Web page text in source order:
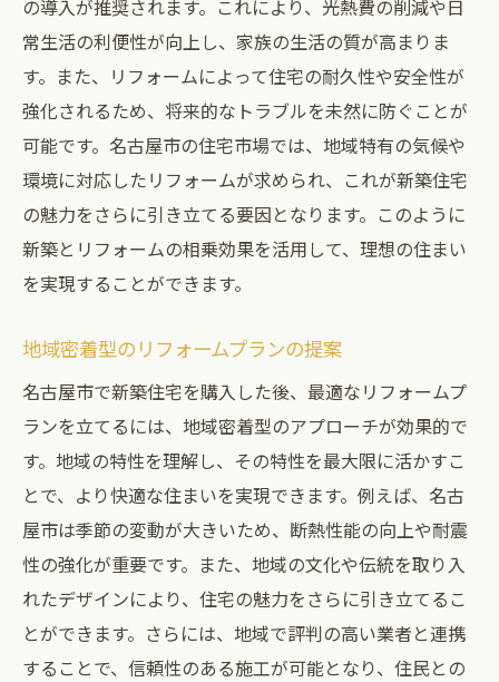
の導入が推奨されます。これにより、光熱費の削減や日
常生活の利便性が向上し、家族の生活の質が高まりま
す。また、リフォームによって住宅の耐久性や安全性が
強化されるため、将来的なトラブルを未然に防ぐことが
可能です。名古屋市の住宅市場では、地域特有の気候や
環境に対応したリフォームが求められ、これが新築住宅
の魅力をさらに引き立てる要因となります。このように
新築とリフォームの相乗効果を活用して、理想の住まい
を実現することができます。
地域密着型のリフォームプランの提案
名古屋市で新築住宅を購入した後、最適なリフォームプ
ランを立てるには、地域密着型のアプローチが効果的で
す。地域の特性を理解し、その特性を最大限に活かすこ
とで、より快適な住まいを実現できます。例えば、名古
屋市は季節の変動が大きいため、断熱性能の向上や耐震
性の強化が重要です。また、地域の文化や伝統を取り入
れたデザインにより、住宅の魅力をさらに引き立てるこ
とができます。さらには、地域で評判の高い業者と連携
することで、信頼性のある施工が可能となり、住民との